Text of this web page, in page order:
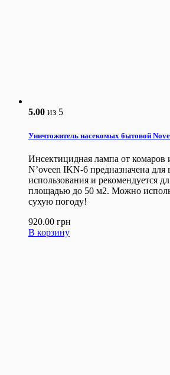
5.00 из 5
Уничтожитель насекомых бытовой
Инсектицидная лампа от комаров
N’oveen IKN-6 предназначена для
использования и рекомендуется
площадью до 50 м2. Можно
сухую погоду!
920.00 грн
В корзину